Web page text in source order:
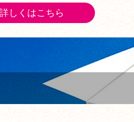
しくはこちら